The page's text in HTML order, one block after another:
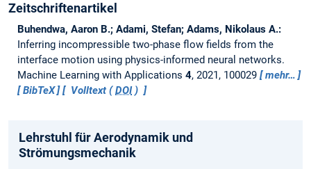
Zeitschriftenartikel
Buhendwa, Aaron B.; Adami, Stefan; Adams, Nikolaus A.:
Inferring incompressible two-phase flow fields from the
interface motion using physics-informed neural networks.
Machine Learning with Applications 4, 2021, 100029
mehr…
BibTeX
Volltext (DOI)
Lehrstuhl für Aerodynamik und
Strömungsmechanik